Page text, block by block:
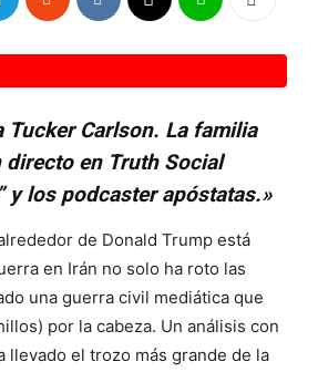
Carlson. La familia
directo en Truth Social
y los podcaster apóstatas.»
de Donald Trump está
en Irán no solo ha roto las
una guerra civil mediática que
por la cabeza. Un análisis con
llevado el trozo más grande de la